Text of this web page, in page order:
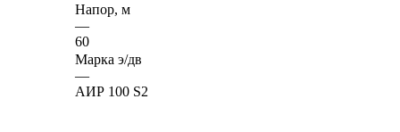
Напор, м
—
60
Марка э/дв
—
АИР 100 S2